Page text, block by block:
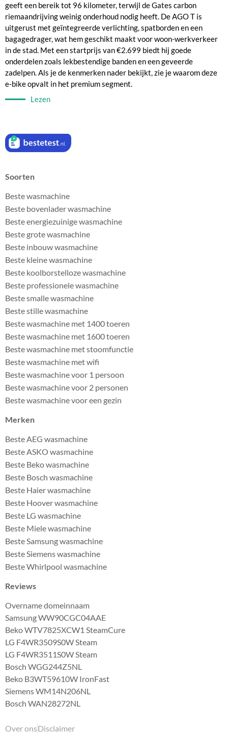
geeft een bereik tot 96 kilometer, terwijl de Gates carbon
riemaandrijving weinig onderhoud nodig heeft. De AGO T is
uitgerust met geïntegreerde verlichting, spatborden en een
bagagedrager, wat hem geschikt maakt voor woon-werkverkeer
in de stad. Met een startprijs van €2.699 biedt hij goede
onderdelen zoals lekbestendige banden en een geveerde
zadelpen. Als je de kenmerken nader bekijkt, zie je waarom deze
e-bike opvalt in het premium segment.
Lezen
Soorten
Beste wasmachine
Beste bovenlader wasmachine
Beste energiezuinige wasmachine
Beste grote wasmachine
Beste inbouw wasmachine
Beste kleine wasmachine
Beste koolborstelloze wasmachine
Beste professionele wasmachine
Beste smalle wasmachine
Beste stille wasmachine
Beste wasmachine met 1400 toeren
Beste wasmachine met 1600 toeren
Beste wasmachine met stoomfunctie
Beste wasmachine met wifi
Beste wasmachine voor 1 persoon
Beste wasmachine voor 2 personen
Beste wasmachine voor een gezin
Merken
Beste AEG wasmachine
Beste ASKO wasmachine
Beste Beko wasmachine
Beste Bosch wasmachine
Beste Haier wasmachine
Beste Hoover wasmachine
Beste LG wasmachine
Beste Miele wasmachine
Beste Samsung wasmachine
Beste Siemens wasmachine
Beste Whirlpool wasmachine
Reviews
Overname domeinnaam
Samsung WW90CGC04AAE
Beko WTV7825XCW1 SteamCure
LG F4WR3509S0W Steam
LG F4WR3511S0W Steam
Bosch WGG244Z5NL
Beko B3WT59610W IronFast
Siemens WM14N206NL
Bosch WAN28272NL
Over onsDisclaimer